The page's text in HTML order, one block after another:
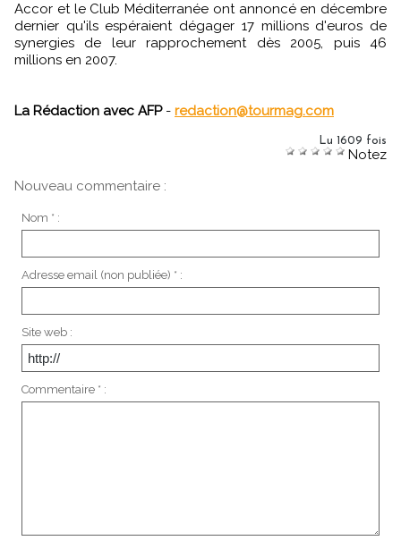
Accor et le Club Méditerranée ont annoncé en décembre
dernier qu'ils espéraient dégager 17 millions d'euros de
synergies de leur rapprochement dès 2005, puis 46
millions en 2007.
La Rédaction avec AFP- redaction@tourmag.com
Lu 1609 fois
Notez
Nouveau commentaire :
Nom * :
Adresse email (non publiée) * :
Site web :
Commentaire * :